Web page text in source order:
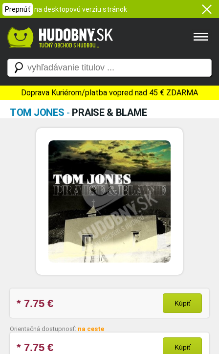
Prepnúť na desktopovú verziu stránok
Doprava Kuriérom/platba vopred nad 45 € ZDARMA
TOM JONES - PRAISE & BLAME
* 7.75 € Kúpiť
Orientačná dostupnosť: na ceste
* 7.75 € Kúpiť